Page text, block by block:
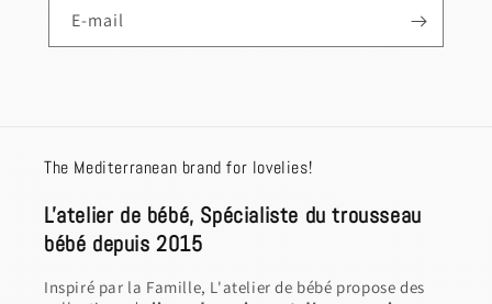
E-mail
The Mediterranean brand for lovelies!
L'atelier de bébé, Spécialiste du trousseau
bébé depuis 2015
Inspiré par la Famille, L'atelier de bébé propose des